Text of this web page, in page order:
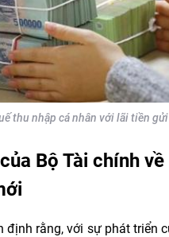
thu nhập cá nhân với lãi tiền
Bộ Tài chính
định rằng, với sự phát triển